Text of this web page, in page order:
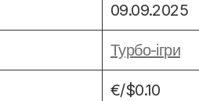
09.09.2025
Турбо-ігри
€/$0.10